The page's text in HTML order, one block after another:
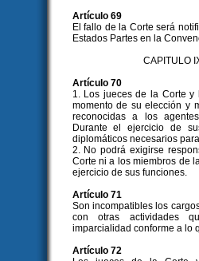
Artículo 69
El fallo de la Corte será
Estados Partes en la
CAPITULO
Artículo 70
1. Los jueces de la Corte
momento de su elección y
reconocidas a los
Durante el ejercicio de
diplomáticos necesarios
2. No podrá exigirse
Corte ni a los miembros de
ejercicio de sus funciones.
Artículo 71
Son incompatibles los
con otras actividades
imparcialidad conforme a lo
Artículo 72